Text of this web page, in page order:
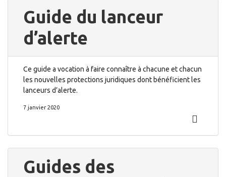
Guide du lanceur
d’alerte
Ce guide a vocation à faire connaître à chacune et chacun
les nouvelles protections juridiques dont bénéficient les
lanceurs d’alerte.
7 janvier 2020
Guides des